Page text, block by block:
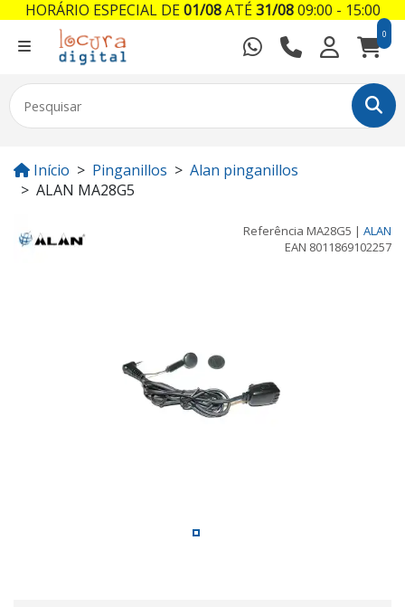
0
Início Pinganillos
Alan pinganillos
ALAN MA28G5
Referência MA28G5 | ALAN
EAN 8011869102257
HORÁRIO ESPECIAL DE01/08ATÉ31/0809:00 - 15:00